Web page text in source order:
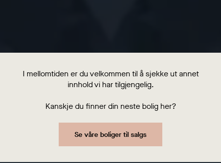
I mellomtiden er du velkommen til å sjekke ut annet
innhold vi har tilgjengelig.
Kanskje du finner din neste bolig her?
Se våre boliger til salgs